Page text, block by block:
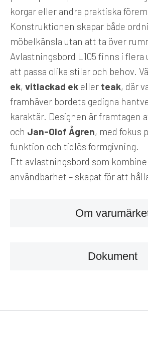
Om
Dokument
korgar eller andra praktiska
Konstruktionen skapar både
möbelkänsla utan att ta över
Avlastningsbord L105 finns i
att passa olika stilar och behov.
ek, vitlackad ek eller teak, där
framhäver bordets gedigna
karaktär. Designen är framtagen
och Jan-Olof Ågren, med fokus
funktion och tidlös formgivning.
Ett avlastningsbord som
användbarhet – skapat för att